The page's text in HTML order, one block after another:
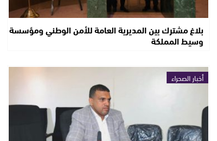
بلاغ مشترك بين المديرية العامة للأمن الوطني ومؤسسة
وسيط المملكة
أخبار الصحراء